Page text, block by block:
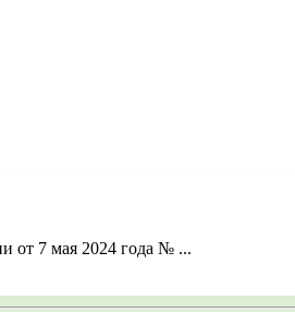
от 7 мая 2024 года № ...